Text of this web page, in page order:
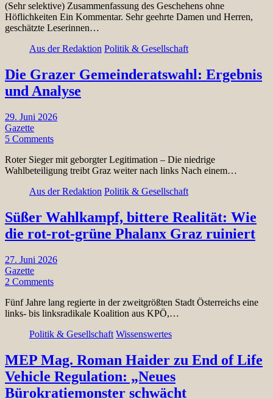
(Sehr selektive) Zusammenfassung des Geschehens ohne
Höflichkeiten Ein Kommentar. Sehr geehrte Damen und Herren,
geschätzte Leserinnen…
Aus der Redaktion Politik & Gesellschaft
Die Grazer Gemeinderatswahl: Ergebnis
und Analyse
29. Juni 2026
Gazette
5 Comments
Roter Sieger mit geborgter Legitimation – Die niedrige
Wahlbeteiligung treibt Graz weiter nach links Nach einem…
Aus der Redaktion Politik & Gesellschaft
Süßer Wahlkampf, bittere Realität: Wie
die rot-rot-grüne Phalanx Graz ruiniert
27. Juni 2026
Gazette
2 Comments
Fünf Jahre lang regierte in der zweitgrößten Stadt Österreichs eine
links- bis linksradikale Koalition aus KPÖ,…
Politik & Gesellschaft Wissenswertes
MEP Mag. Roman Haider zu End of Life
Vehicle Regulation: „Neues
Bürokratiemonster schwächt